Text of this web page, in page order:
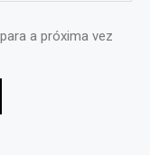
a próxima vez